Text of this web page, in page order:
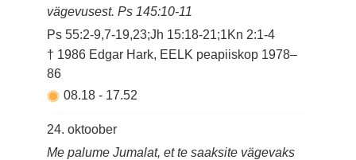
vägevusest. Ps 145:10-11
Ps 55:2-9,7-19,23;Jh 15:18-21;1Kn 2:1-4
† 1986 Edgar Hark, EELK peapiiskop 1978–
86
08.18- 17.52
24. oktoober
Me palume Jumalat, et te saaksite vägevaks